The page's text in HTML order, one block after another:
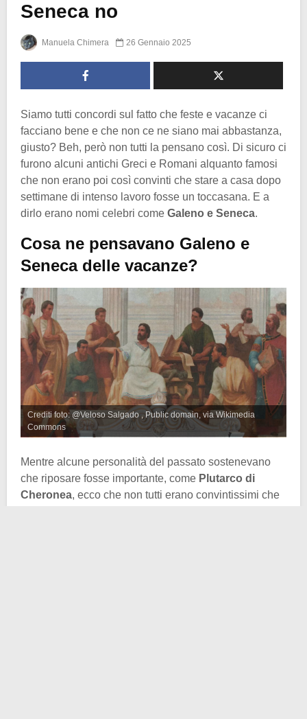
Seneca no
Manuela Chimera 26 Gennaio 2025
Siamo tutti concordi sul fatto che feste e vacanze ci
facciano bene e che non ce ne siano mai abbastanza,
giusto? Beh, però non tutti la pensano così. Di sicuro ci
furono alcuni antichi Greci e Romani alquanto famosi
che non erano poi così convinti che stare a casa dopo
settimane di intenso lavoro fosse un toccasana. E a
dirlo erano nomi celebri come Galeno e Seneca.
Cosa ne pensavano Galeno e
Seneca delle vacanze?
Crediti foto: @Veloso Salgado , Public domain, via Wikimedia
Commons
Mentre alcune personalità del passato sostenevano
che riposare fosse importante, come Plutarco di
Cheronea, ecco che non tutti erano convintissimi che